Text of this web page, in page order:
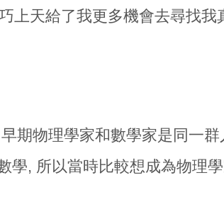
上天給了我更多機會去尋找我
期物理學家和數學家是同一
學, 所以當時比較想成為物理